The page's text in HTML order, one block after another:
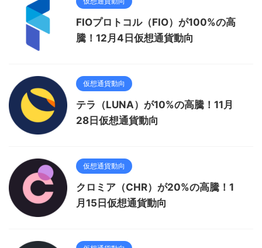
FIOプロトコル（FIO）が100%の高
騰！12月4日仮想通貨動向
仮想通貨動向
テラ（LUNA）が10%の高騰！11月
28日仮想通貨動向
仮想通貨動向
クロミア（CHR）が20%の高騰！1
月15日仮想通貨動向